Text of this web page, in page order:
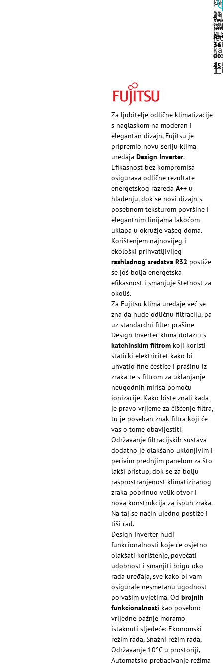
za
(2-
12
ili
na
24
36
do
45
Za ljubitelje odlične klimatizacije
s naglaskom na moderan i
elegantan dizajn, Fujitsu je
pripremio novu seriju klima
uređaja Design Inverter.
Efikasnost bez kompromisa
osigurava odlične rezultate
energetskog razreda A++ u
hlađenju, dok se novi dizajn s
posebnom teksturom površine i
elegantnim linijama lakoćom
uklapa u okružje vašeg doma.
Korištenjem najnovijeg i
ekološki prihvatljivijeg
rashladnog sredstva R32 postiže
se još bolja energetska
efikasnost i smanjuje štetnost za
okoliš.
Za Fujitsu klima uređaje već se
zna da nude odličnu filtraciju, pa
uz standardni filter prašine
Design Inverter klima dolazi i s
katehinskim filtrom koji koristi
statički elektricitet kako bi
uhvatio fine čestice i prašinu iz
zraka te s filtrom za uklanjanje
neugodnih mirisa pomoću
ionizacije. Kako biste znali kada
je pravo vrijeme za čišćenje filtra,
tu je poseban znak filtra koji će
vas o tome obavijestiti.
Održavanje filtracijskih sustava
dodatno je olakšano uklonjivim i
perivim prednjim panelom za što
lakši pristup, dok se za bolju
rasprostranjenost klimatiziranog
zraka pobrinuo velik otvor i
nova konstrukcija za ispuh zraka.
Na taj se način ujedno postiže i
tiši rad.
Design Inverter nudi
funkcionalnosti koje će osjetno
olakšati korištenje, povećati
udobnost i smanjiti brigu oko
rada uređaja, sve kako bi vam
osigurale nesmetanu ugodnost
po vašim uvjetima. Od brojnih
funkcionalnosti kao posebno
vrijedne pažnje moramo
istaknuti sljedeće: Ekonomski
režim rada, Snažni režim rada,
Održavanje 10°C u prostoriji,
Automatsko prebacivanje režima